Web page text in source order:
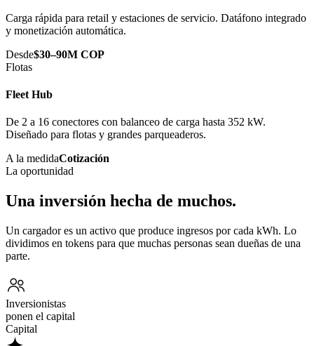
Carga rápida para retail y estaciones de servicio. Datáfono integrado
y monetización automática.
Desde$30–90M COP
Flotas
Fleet Hub
De 2 a 16 conectores con balanceo de carga hasta 352 kW.
Diseñado para flotas y grandes parqueaderos.
A la medidaCotización
La oportunidad
Una inversión hecha de muchos.
Un cargador es un activo que produce ingresos por cada kWh. Lo
dividimos en tokens para que muchas personas sean dueñas de una
parte.
Inversionistas
ponen el capital
Capital